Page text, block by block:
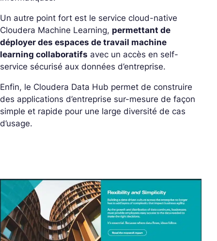
Un autre point fort est le service cloud-native
Cloudera Machine Learning, permettant de
déployer des espaces de travail machine
learning collaboratifs avec un accès en self-
service sécurisé aux données d’entreprise.
Enfin, le Cloudera Data Hub permet de construire
des applications d’entreprise sur-mesure de façon
simple et rapide pour une large diversité de cas
d’usage.